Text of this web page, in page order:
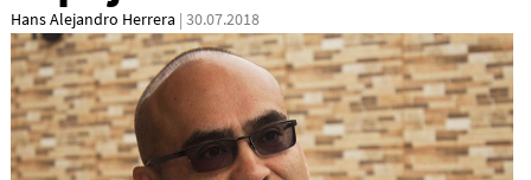
Hans Alejandro Herrera | 30.07.2018